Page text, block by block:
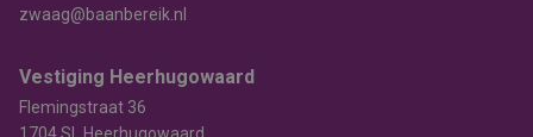
zwaag@baanbereik.nl
Vestiging Heerhugowaard
Flemingstraat 36